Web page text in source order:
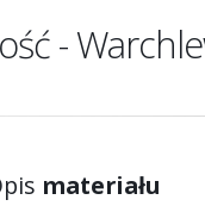
-
materiału